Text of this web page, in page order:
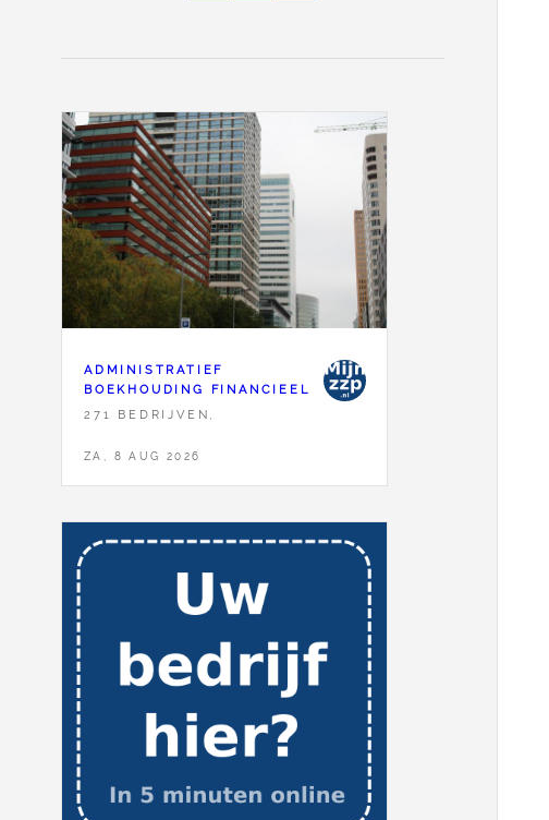
ADMINISTRATIEF
BOEKHOUDING FINANCIEEL
271 BEDRIJVEN,
ZA, 8 AUG 2026